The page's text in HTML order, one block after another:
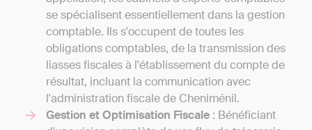
se spécialisent essentiellement dans la gestion
comptable. Ils s'occupent de toutes les
obligations comptables, de la transmission des
liasses fiscales à l'établissement du compte de
résultat, incluant la communication avec
l'administration fiscale de Cheniménil.
Gestion et Optimisation Fiscale : Bénéficiant